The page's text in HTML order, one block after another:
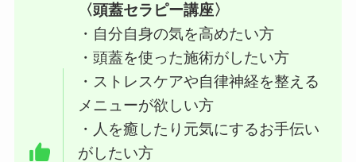
〈頭蓋セラピー講座〉
・自分自身の気を高めたい方
・頭蓋を使った施術がしたい方
・ストレスケアや自律神経を整える
メニューが欲しい方
・人を癒したり元気にするお手伝い
がしたい方